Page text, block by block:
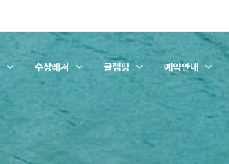
수상레저 글램핑 예약안내